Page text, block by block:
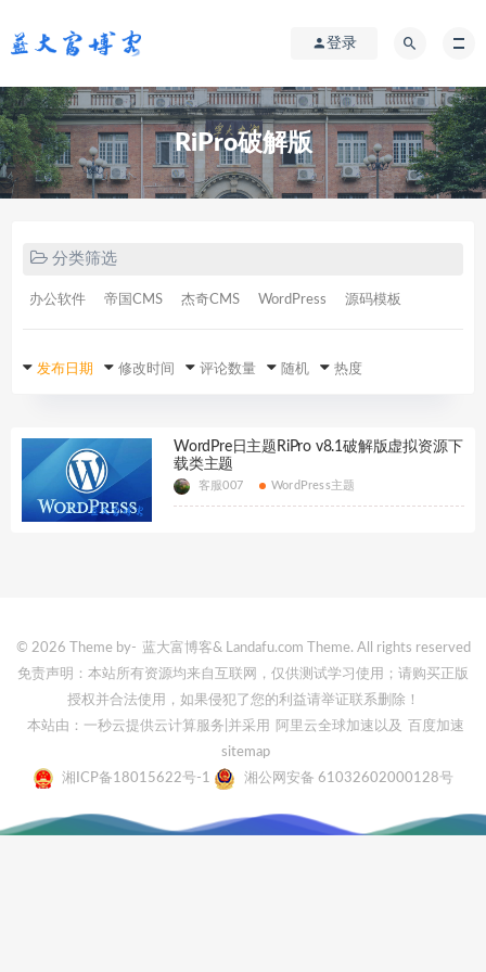
登录
RiPro破解版
分类筛选
办公软件 帝国CMS 杰奇CMS WordPress 源码模板
发布日期 修改时间 评论数量 随机 热度
WordPre日主题RiPro v8.1破解版虚拟资源下
载类主题
客服007 WordPress主题
© 2026 Theme by- 蓝大富博客& Landafu.com Theme. All rights reserved
免责声明：本站所有资源均来自互联网，仅供测试学习使用；请购买正版
授权并合法使用，如果侵犯了您的利益请举证联系删除！
本站由：一秒云提供云计算服务 |并采用 阿里云全球加速 以及
百度加速
sitemap
湘ICP备18015622号-1
湘公网安备 61032602000128号